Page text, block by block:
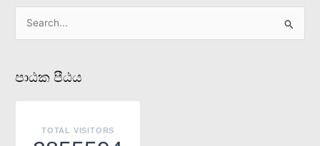
r
c
පාඨක පීඨය
TOTAL VISITORS